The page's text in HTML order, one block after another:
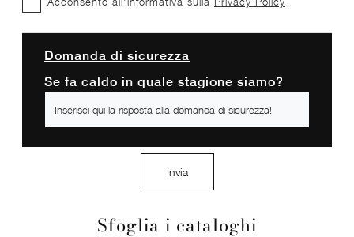
Sfoglia i cataloghi
Domanda di sicurezza
Se fa caldo in quale stagione siamo?
Invia